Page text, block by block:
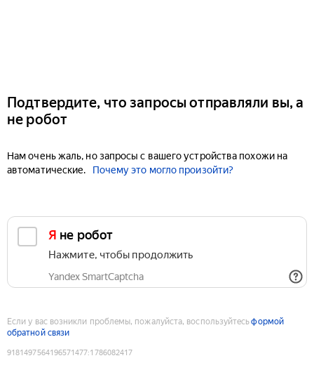
Подтвердите, что запросы отправляли вы, а
не робот
Нам очень жаль, но запросы с вашего устройства похожи на
автоматические.
Почему это могло произойти?
Я не робот
Нажмите, чтобы продолжить
Yandex SmartCaptcha
Если у вас возникли проблемы, пожалуйста, воспользуйтесьформой
обратной связи
9181497564196571477:1786082417